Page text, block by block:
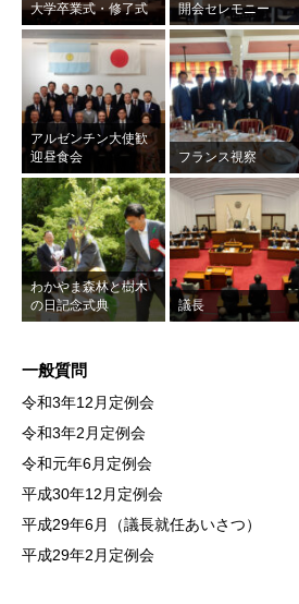
大学卒業式・修了式
開会セレモニー
アルゼンチン大使歓
迎昼食会
フランス視察
わかやま森林と樹木
の日記念式典
議長
一般質問
令和3年12月定例会
令和3年2月定例会
令和元年6月定例会
平成30年12月定例会
平成29年6月（議長就任あいさつ）
平成29年2月定例会